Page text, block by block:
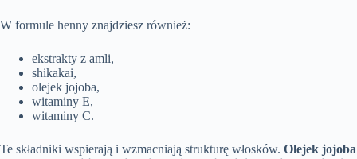
W formule henny znajdziesz również:
ekstrakty z amli,
shikakai,
olejek jojoba,
witaminy E,
witaminy C.
Te składniki wspierają i wzmacniają strukturę włosków. Olejek jojoba